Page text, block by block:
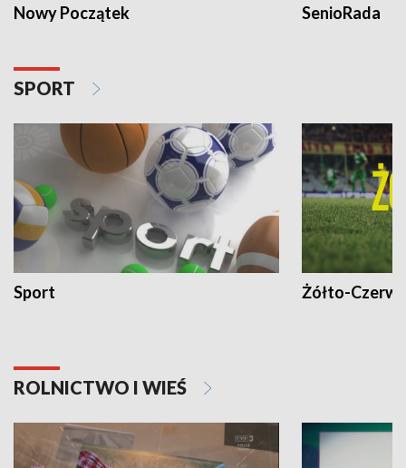
Nowy Początek SenioRada
SPORT
Sport Żółto-
ROLNICTWO I WIEŚ